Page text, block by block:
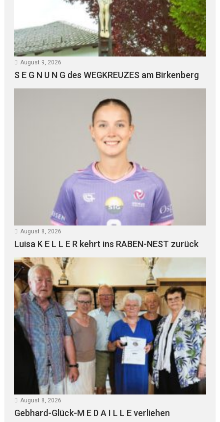
August 9, 2026
S E G N U N G des WEGKREUZES am Birkenberg
August 8, 2026
Luisa K E L L E R kehrt ins RABEN-NEST zurück
August 8, 2026
Gebhard-Glück-M E D A I L L E verliehen